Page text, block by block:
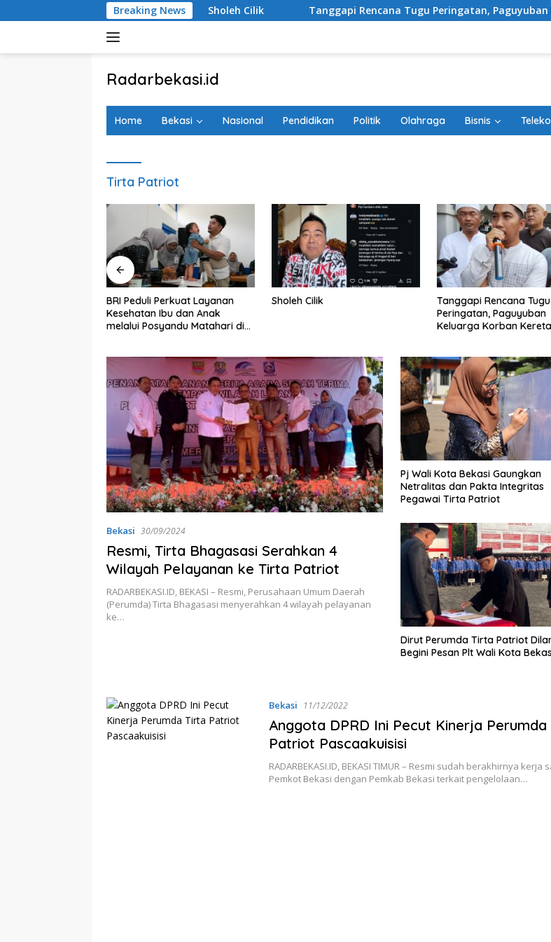
ke
Breaking News
Sholeh Cilik Tanggapi Rencana Tugu Peringatan, Paguyuban Keluarga
Radarbekasi.id
Bekasi
Home Bekasi Nasional Pendidikan Politik Olahraga Bisnis
Tirta Patriot
BRI Peduli Perkuat Layanan
Kesehatan Ibu dan Anak
melalui Posyandu Matahari di
Sholeh Cilik
Tanggapi Rencana Tugu
Peringatan, Paguyuban
Keluarga Korban Kereta
Lebih Dulu
Bekasi 30/09/2024
Resmi, Tirta Bhagasasi Serahkan 4
Wilayah Pelayanan ke Tirta Patriot
RADARBEKASI.ID, BEKASI – Resmi, Perusahaan Umum Daerah
(Perumda) Tirta Bhagasasi menyerahkan 4 wilayah pelayanan
ke…
Pj Wali Kota Bekasi Gaungkan
Netralitas dan Pakta Integritas
Pegawai Tirta Patriot
Dirut Perumda Tirta Patriot
Begini Pesan Plt Wali Kota
Bekasi 11/12/2022
Anggota DPRD Ini Pecut Kinerja Perumda
Patriot Pascaakuisisi
RADARBEKASI.ID, BEKASI TIMUR – Resmi sudah berakhirnya kerja
Pemkot Bekasi dengan Pemkab Bekasi terkait pengelolaan…